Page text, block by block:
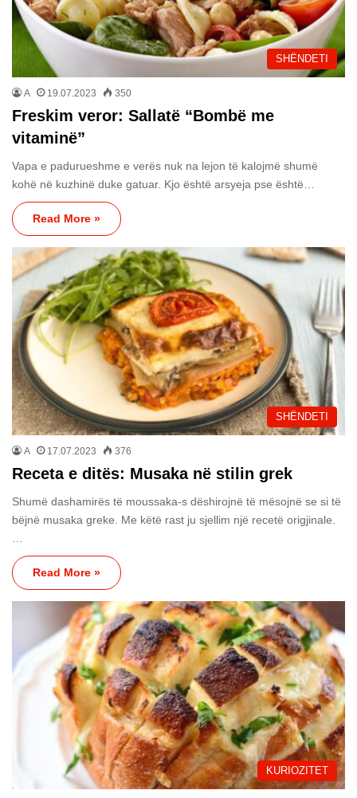
SHËNDETI
A 19.07.2023 350
Freskim veror: Sallatë “Bombë me
vitaminë”
Vapa e padurueshme e verës nuk na lejon të kalojmë shumë
kohë në kuzhinë duke gatuar. Kjo është arsyeja pse është…
Read More »
SHËNDETI
A 17.07.2023 376
Receta e ditës: Musaka në stilin grek
Shumë dashamirës të moussaka-s dëshirojnë të mësojnë se si të
bëjnë musaka greke. Me këtë rast ju sjellim një recetë origjinale.
Read More »
KURIOZITET